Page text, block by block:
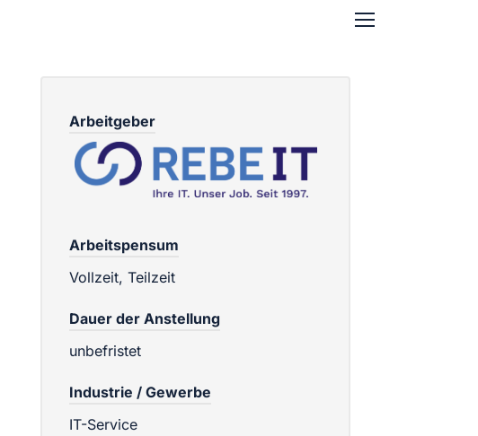
Arbeitgeber
Arbeitspensum
Vollzeit, Teilzeit
Dauer der Anstellung
unbefristet
Industrie / Gewerbe
IT-Service